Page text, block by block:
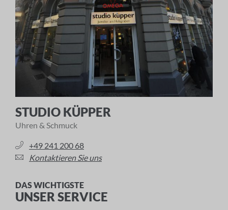
STUDIO KÜPPER
Uhren & Schmuck
+49 241 200 68
Kontaktieren Sie uns
DAS WICHTIGSTE
UNSER SERVICE